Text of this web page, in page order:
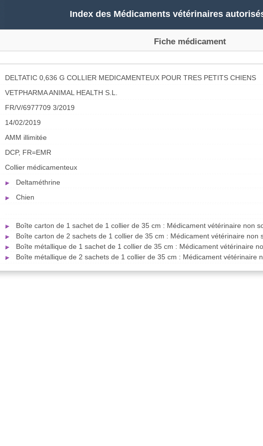
Index des Médicaments vétérinaires
Fiche médicament
DELTATIC 0,636 G COLLIER MEDICAMENTEUX POUR TRES PETITS CHIENS
VETPHARMA ANIMAL HEALTH S.L.
FR/V/6977709 3/2019
14/02/2019
AMM illimitée
DCP, FR=EMR
Collier médicamenteux
Deltaméthrine
Chien
Boîte carton de 1 sachet de 1 collier de 35 cm : Médicament vétérinaire non
Boîte carton de 2 sachets de 1 collier de 35 cm : Médicament vétérinaire non
Boîte métallique de 1 sachet de 1 collier de 35 cm : Médicament vétérinaire
Boîte métallique de 2 sachets de 1 collier de 35 cm : Médicament vétérinaire